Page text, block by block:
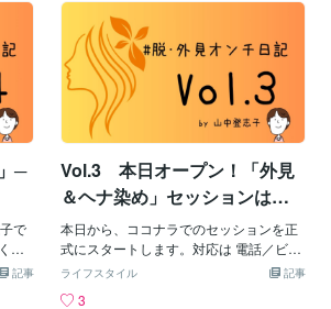
し
た
強
っ
は
た
よ
ん
観
れ
つ
画」があります。 中学3年の体育祭の仮
装競技 中学3年の体育祭で、各クラスが
担任の先生を仮装させて披露する種目が
ありました。 女装、キャラクター、いろ
いろな姿に変身させる——昭和らしい、
いまなら間違いなくSNSで炎上しそうな
競技です。 隣のクラスは、英語教師を“エ
レファント・マン”に仮装させました。 目
の穴だけをくり抜いた布をかぶせ、運動
場を１周させます。 生徒たちはくすくす
笑っていました。 その教師も「暑かった
じゃないか〜」とその後の授業で笑って
いました。 でもわたしは、胸の奥がずっ
とざわついていました。 まだ15歳で、言
─
で
せ”
事
記事
Vol.3 本日オープン！「外見
＆ヘナ染め」セッションはじ
めました。染め」セッション
はじめました。
本日から、ココナラでのセッションを正
式にスタートします。対応は 電話／ビデ
オ のどちらも可能。ジャンルは 外見の悩
記事
ライフスタイル
3